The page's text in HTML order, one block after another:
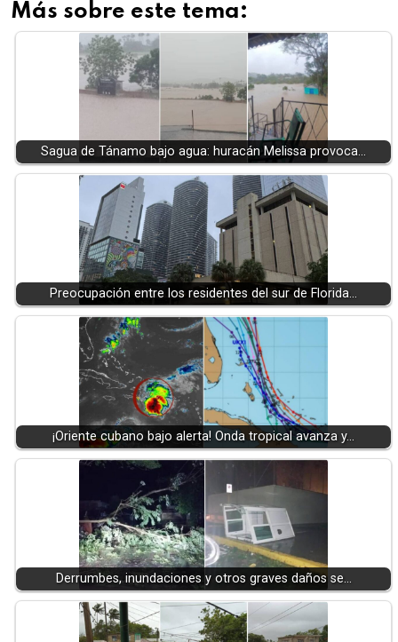
Más sobre este tema:
Sagua de Tánamo bajo agua: huracán Melissa provoca…
Preocupación entre los residentes del sur de Florida…
¡Oriente cubano bajo alerta! Onda tropical avanza y…
Derrumbes, inundaciones y otros graves daños se…